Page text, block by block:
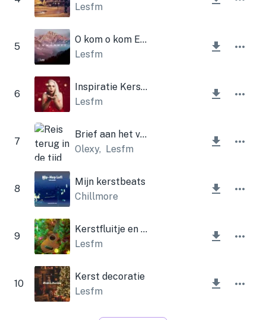
Lesfm
5
O kom o kom Emmanuel
Lesfm
6
Inspiratie Kerst Motiverende Bright
Lesfm
7
Brief aan het verleden (kerstversie)
Olexy, Lesfm
8
Mijn kerstbeats
Chillmore
9
Kerstfluitje en ukelele
Lesfm
10
Kerst decoratie
Lesfm